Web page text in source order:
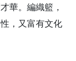
華。編織籃，
，又富有文化